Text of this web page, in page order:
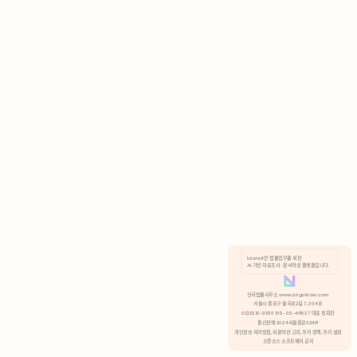
분석 쿠키 허용
Lawvot은 법률업무를 위한
AI 기반 자료조사 · 문서작성 플랫폼입니다.
안국법률사무소 www.anguklaw.com
서울시 종로구 율곡로2길 7, 304호
02)3210-3330 105-05-48527 대표 정희찬
통신판매 2024서울종로0248
개인정보 처리방침, 이용약관 고지, 쿠키 정책, 쿠키 설정
오픈소스 소프트웨어 공지